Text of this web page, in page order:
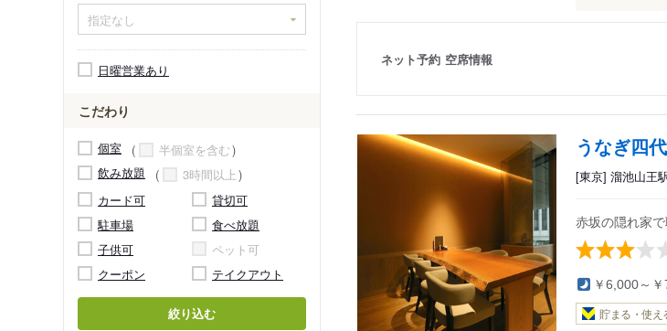
日曜営業あり
こだわり
個室
半個室を含む
飲み放題
3時間以上
カード可
貸切可
駐車場
食べ放題
子供可
ペット可
クーポン
テイクアウト
絞り込む
ネット予約 空席情報
うなぎ四
[東京] 溜池山王
赤坂の隠れ家
￥6,000～
貯まる・使え